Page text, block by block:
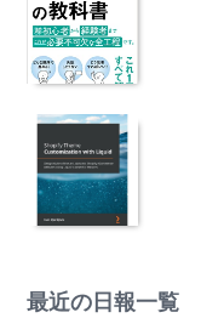
最近の日報一覧